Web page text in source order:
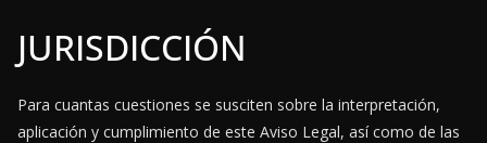
JURISDICCIÓN
Para cuantas cuestiones se susciten sobre la interpretación,
aplicación y cumplimiento de este Aviso Legal, así como de las